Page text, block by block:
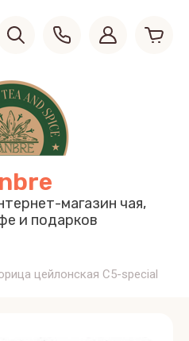
магазин чая,
и подарков
цейлонская C5-special